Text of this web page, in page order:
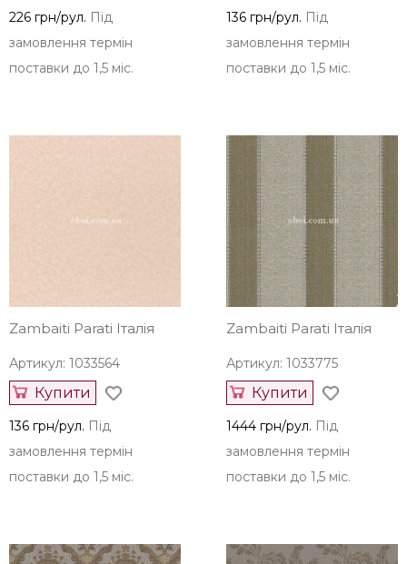
226 грн/рул. Під
замовлення термін
поставки до 1,5 міс.
136 грн/рул. Під
замовлення термін
поставки до 1,5 міс.
Zambaiti Parati Італія
Артикул: 1033564
Купити
136 грн/рул. Під
замовлення термін
поставки до 1,5 міс.
Zambaiti Parati Італія
Артикул: 1033775
Купити
1444 грн/рул. Під
замовлення термін
поставки до 1,5 міс.